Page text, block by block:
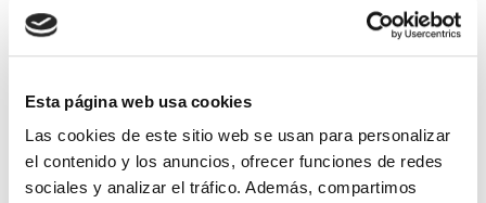
Esta página web usa cookies
Las cookies de este sitio web se usan para personalizar
el contenido y los anuncios, ofrecer funciones de redes
sociales y analizar el tráfico. Además, compartimos
estadística de temporalidad. Será un contrato
estadísticamente fijo, aunque el empresario lo
pueda romper, cuando quiera, por muy poco
contrato si carece de garantías contra el
despido.